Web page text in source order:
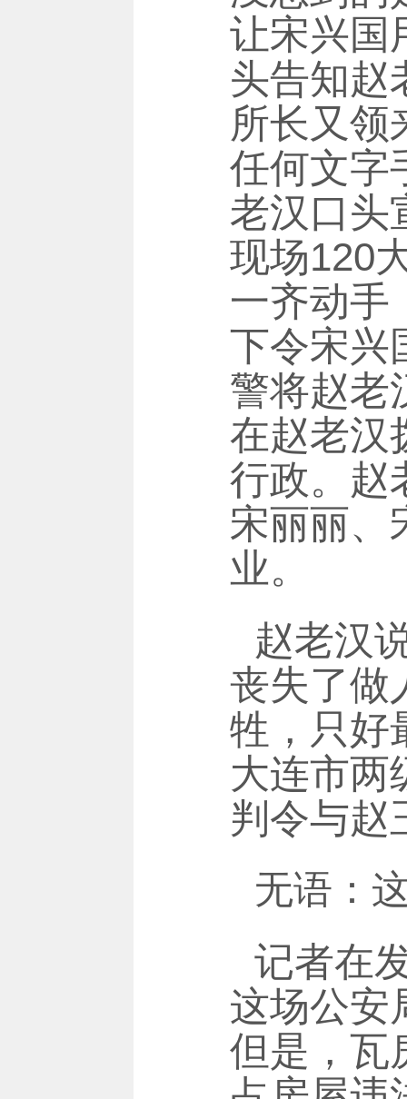
让宋兴国
头告知赵
所长又领
任何文字
老汉口头
现场120
一齐动手
下令宋兴
警将赵老
在赵老汉
行政。赵
宋丽丽、
业。
赵老汉
丧失了做
牲，只好
大连市两
判令与赵
无语：
记者在
这场公安
但是，瓦